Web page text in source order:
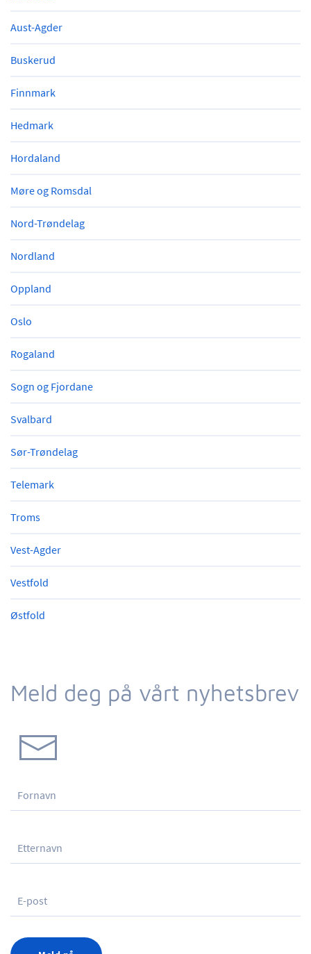
Aust-Agder
Buskerud
Finnmark
Hedmark
Hordaland
Møre og Romsdal
Nord-Trøndelag
Nordland
Oppland
Oslo
Rogaland
Sogn og Fjordane
Svalbard
Sør-Trøndelag
Telemark
Troms
Vest-Agder
Vestfold
Østfold
Meld deg på vårt nyhetsbrev